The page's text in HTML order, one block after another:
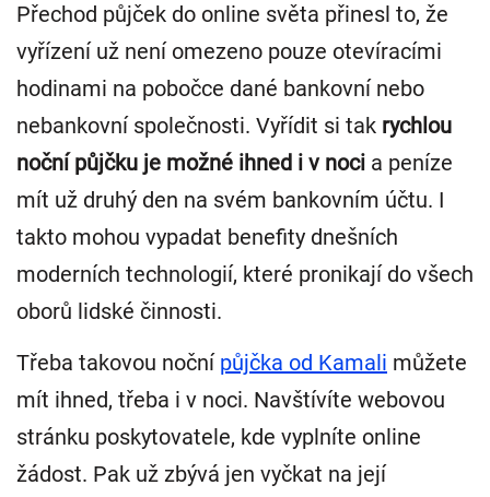
Přechod půjček do online světa přinesl to, že
vyřízení už není omezeno pouze otevíracími
hodinami na pobočce dané bankovní nebo
nebankovní společnosti. Vyřídit si tak rychlou
noční půjčku je možné ihned i v noci a peníze
mít už druhý den na svém bankovním účtu. I
takto mohou vypadat benefity dnešních
moderních technologií, které pronikají do všech
oborů lidské činnosti.
Třeba takovou noční půjčka od Kamali můžete
mít ihned, třeba i v noci. Navštívíte webovou
stránku poskytovatele, kde vyplníte online
žádost. Pak už zbývá jen vyčkat na její